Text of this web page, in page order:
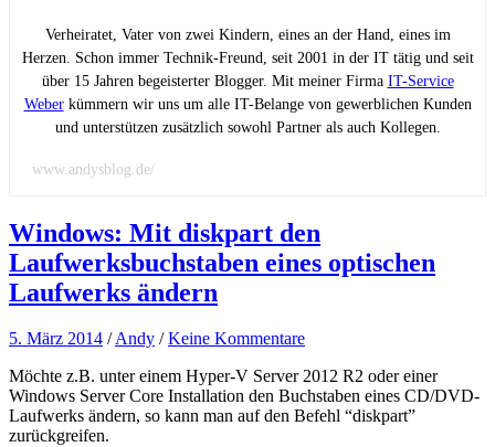
Verheiratet, Vater von zwei Kindern, eines an der Hand, eines im
Herzen. Schon immer Technik-Freund, seit 2001 in der IT tätig und seit
über 15 Jahren begeisterter Blogger. Mit meiner Firma IT-Service
Weberkümmern wir uns um alle IT-Belange von gewerblichen Kunden
und unterstützen zusätzlich sowohl Partner als auch Kollegen.
www.andysblog.de/
Windows: Mit diskpart den
Laufwerksbuchstaben eines optischen
Laufwerks ändern
5. März 2014 /Andy /Keine Kommentare
Möchte z.B. unter einem Hyper-V Server 2012 R2 oder einer
Windows Server Core Installation den Buchstaben eines CD/DVD-
Laufwerks ändern, so kann man auf den Befehl “diskpart”
zurückgreifen.